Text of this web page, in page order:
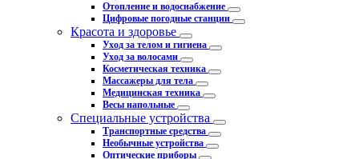
Отопление и водоснабжение
Цифровые погодные станции
Красота и здоровье
Уход за телом и гигиена
Уход за волосами
Косметическая техника
Массажеры для тела
Медицинская техника
Весы напольные
Специальные устройства
Транспортные средства
Необычные устройства
Оптические приборы